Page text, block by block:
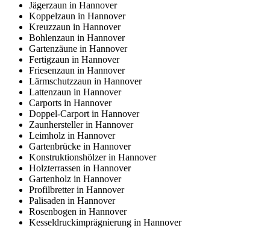
Jägerzaun in Hannover
Koppelzaun in Hannover
Kreuzzaun in Hannover
Bohlenzaun in Hannover
Gartenzäune in Hannover
Fertigzaun in Hannover
Friesenzaun in Hannover
Lärmschutzzaun in Hannover
Lattenzaun in Hannover
Carports in Hannover
Doppel-Carport in Hannover
Zaunhersteller in Hannover
Leimholz in Hannover
Gartenbrücke in Hannover
Konstruktionshölzer in Hannover
Holzterrassen in Hannover
Gartenholz in Hannover
Profilbretter in Hannover
Palisaden in Hannover
Rosenbogen in Hannover
Kesseldruckimprägnierung in Hannover